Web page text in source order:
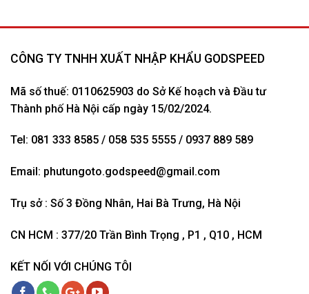
CÔNG TY TNHH XUẤT NHẬP KHẨU GODSPEED
Mã số thuế: 0110625903 do Sở Kế hoạch và Đầu tư
Thành phố Hà Nội cấp ngày 15/02/2024.
Tel: 081 333 8585 / 058 535 5555 / 0937 889 589
Email: phutungoto.godspeed@gmail.com
Trụ sở : Số 3 Đồng Nhân, Hai Bà Trưng, Hà Nội
CN HCM : 377/20 Trần Bình Trọng , P1 , Q10 , HCM
KẾT NỐI VỚI CHÚNG TÔI